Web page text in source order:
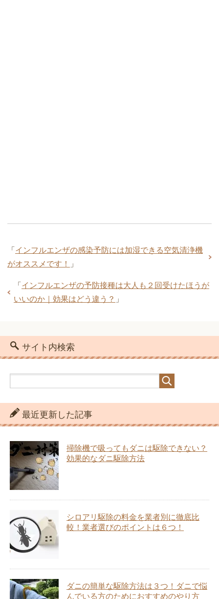
「 インフルエンザの感染予防には加湿できる空気清浄機
がオススメです！
」
「 インフルエンザの予防接種は大人も２回受けたほうが
いいのか｜効果はどう違う？ 」
サイト内検索
最近更新した記事
掃除機で吸ってもダニは駆除できない？
効果的なダニ駆除方法
シロアリ駆除の料金を業者別に徹底比
較！業者選びのポイントは６つ！
ダニの簡単な駆除方法は３つ！ダニで悩
んでいる方のためにおすすめのやり方